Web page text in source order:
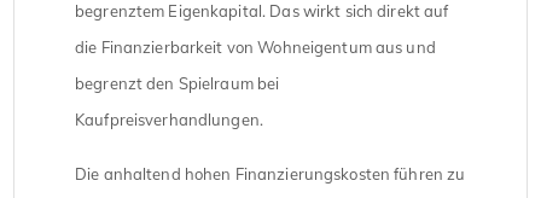
begrenztem Eigenkapital. Das wirkt sich direkt auf
die Finanzierbarkeit von Wohneigentum aus und
begrenzt den Spielraum bei
Kaufpreisverhandlungen.
Die anhaltend hohen Finanzierungskosten führen zu